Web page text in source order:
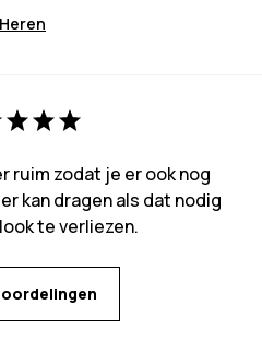
ruim zodat je er ook nog
kan dragen als dat nodig
te verliezen.